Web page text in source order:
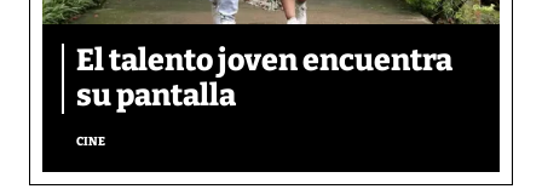
El talento joven encuentra
su pantalla​
CINE